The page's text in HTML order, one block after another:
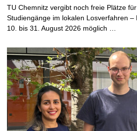
TU Chemnitz vergibt noch freie Plätze
Studiengänge im lokalen Losverfahren –
10. bis 31. August 2026 möglich …